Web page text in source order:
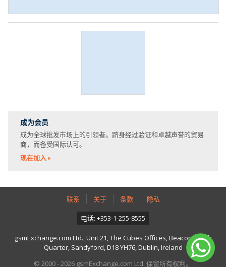
成为会员
成为全球批发市场上的引领者。跻身经过验证和卓越声誉的贸易
商，而备受国际认可。
现在加入
联系 关于 条款 隐私
电话: +353-1-255-8555
gsmExchange.com Ltd., Unit 21, The Cubes Offices, Beacon South
Quarter, Sandyford, D18 YH76, Dublin, Ireland
© 2000 - 2026 gsmExchange.com Ltd. 保留所有权利。